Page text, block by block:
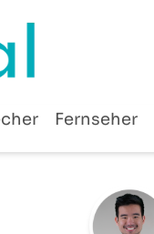
Fernseher